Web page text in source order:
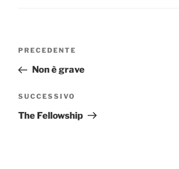
Navigazione
Articolo
precedente:
PRECEDENTE
Non è grave
Articolo
successivo
SUCCESSIVO
The Fellowship